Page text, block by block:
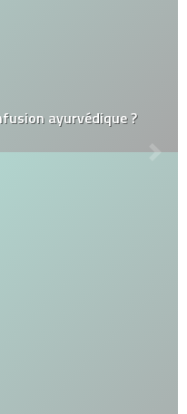
ayurvédique ?